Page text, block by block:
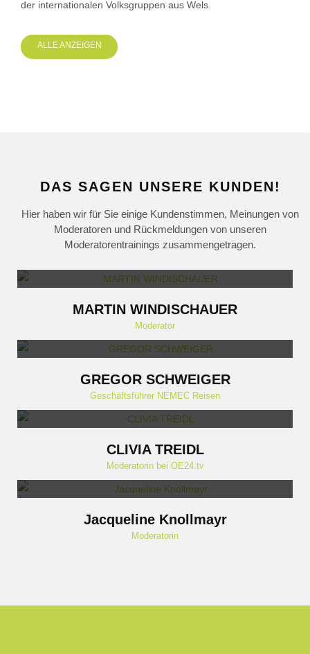
der internationalen Volksgruppen aus Wels.
ALLE ANZEIGEN
DAS SAGEN UNSERE KUNDEN!
Hier haben wir für Sie einige Kundenstimmen, Meinungen von
Moderatoren und Rückmeldungen von unseren
Moderatorentrainings zusammengetragen.
MARTIN WINDISCHAUER
Moderator
GREGOR SCHWEIGER
Geschäftsführer NEMEC Reisen
CLIVIA TREIDL
Moderatorin bei OE24.tv
Jacqueline Knollmayr
Moderatorin